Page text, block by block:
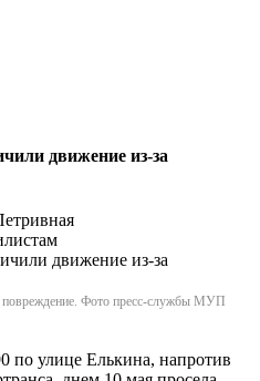
движение из-за
повреждение. Фото пресс-службы МУП
по улице Елькина, напротив